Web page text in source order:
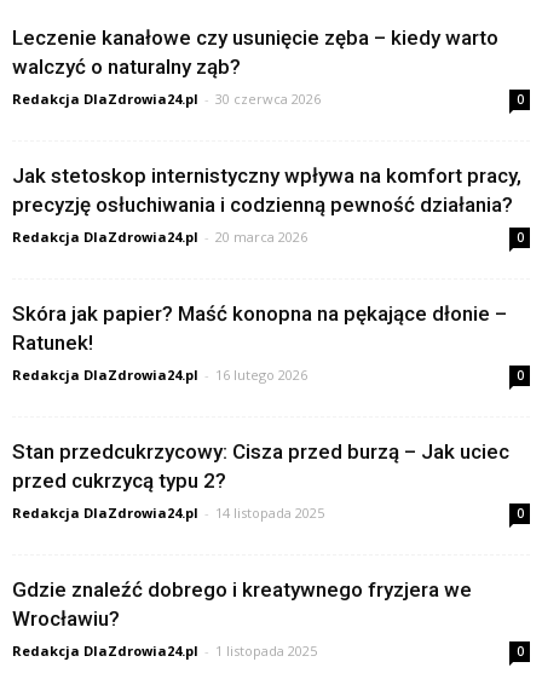
Leczenie kanałowe czy usunięcie zęba – kiedy warto
walczyć o naturalny ząb?
Redakcja DlaZdrowia24.pl - 30 czerwca 2026 0
Jak stetoskop internistyczny wpływa na komfort pracy,
precyzję osłuchiwania i codzienną pewność działania?
Redakcja DlaZdrowia24.pl - 20 marca 2026 0
Skóra jak papier? Maść konopna na pękające dłonie –
Ratunek!
Redakcja DlaZdrowia24.pl - 16 lutego 2026 0
Stan przedcukrzycowy: Cisza przed burzą – Jak uciec
przed cukrzycą typu 2?
Redakcja DlaZdrowia24.pl - 14 listopada 2025 0
Gdzie znaleźć dobrego i kreatywnego fryzjera we
Wrocławiu?
Redakcja DlaZdrowia24.pl - 1 listopada 2025 0